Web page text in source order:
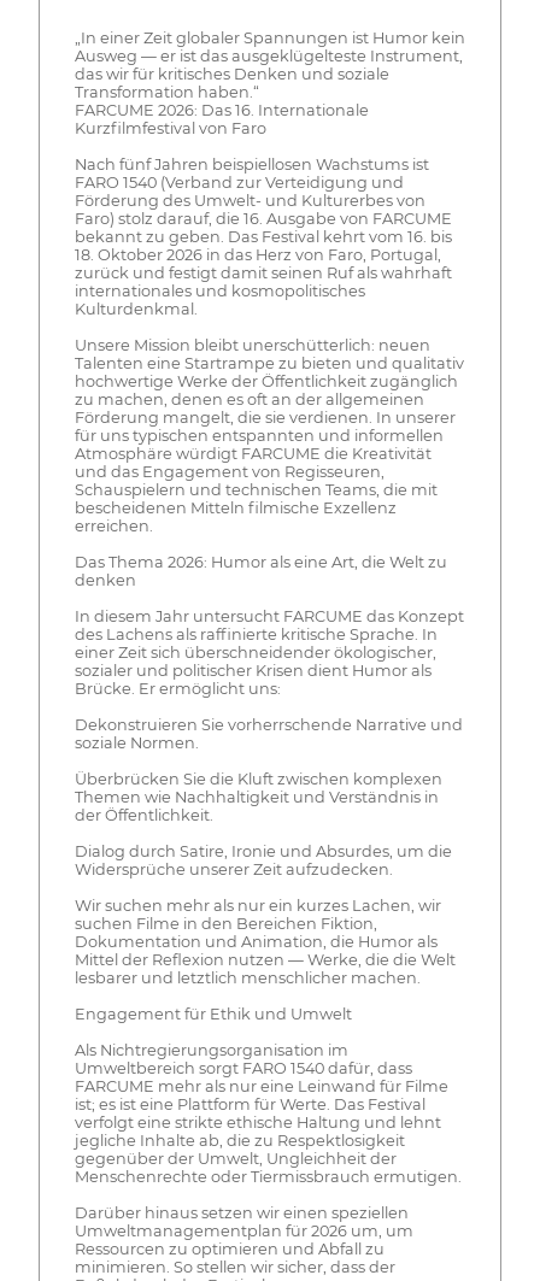
„In einer Zeit globaler Spannungen ist Humor kein
Ausweg — er ist das ausgeklügelteste Instrument,
das wir für kritisches Denken und soziale
Transformation haben.“
FARCUME 2026: Das 16. Internationale
Kurzfilmfestival von Faro
Nach fünf Jahren beispiellosen Wachstums ist
FARO 1540 (Verband zur Verteidigung und
Förderung des Umwelt- und Kulturerbes von
Faro) stolz darauf, die 16. Ausgabe von FARCUME
bekannt zu geben. Das Festival kehrt vom 16. bis
18. Oktober 2026 in das Herz von Faro, Portugal,
zurück und festigt damit seinen Ruf als wahrhaft
internationales und kosmopolitisches
Kulturdenkmal.
Unsere Mission bleibt unerschütterlich: neuen
Talenten eine Startrampe zu bieten und qualitativ
hochwertige Werke der Öffentlichkeit zugänglich
zu machen, denen es oft an der allgemeinen
Förderung mangelt, die sie verdienen. In unserer
für uns typischen entspannten und informellen
Atmosphäre würdigt FARCUME die Kreativität
und das Engagement von Regisseuren,
Schauspielern und technischen Teams, die mit
bescheidenen Mitteln filmische Exzellenz
erreichen.
Das Thema 2026: Humor als eine Art, die Welt zu
denken
In diesem Jahr untersucht FARCUME das Konzept
des Lachens als raffinierte kritische Sprache. In
einer Zeit sich überschneidender ökologischer,
sozialer und politischer Krisen dient Humor als
Brücke. Er ermöglicht uns:
Dekonstruieren Sie vorherrschende Narrative und
soziale Normen.
Überbrücken Sie die Kluft zwischen komplexen
Themen wie Nachhaltigkeit und Verständnis in
der Öffentlichkeit.
Dialog durch Satire, Ironie und Absurdes, um die
Widersprüche unserer Zeit aufzudecken.
Wir suchen mehr als nur ein kurzes Lachen, wir
suchen Filme in den Bereichen Fiktion,
Dokumentation und Animation, die Humor als
Mittel der Reflexion nutzen — Werke, die die Welt
lesbarer und letztlich menschlicher machen.
Engagement für Ethik und Umwelt
Als Nichtregierungsorganisation im
Umweltbereich sorgt FARO 1540 dafür, dass
FARCUME mehr als nur eine Leinwand für Filme
ist; es ist eine Plattform für Werte. Das Festival
verfolgt eine strikte ethische Haltung und lehnt
jegliche Inhalte ab, die zu Respektlosigkeit
gegenüber der Umwelt, Ungleichheit der
Menschenrechte oder Tiermissbrauch ermutigen.
Darüber hinaus setzen wir einen speziellen
Umweltmanagementplan für 2026 um, um
Ressourcen zu optimieren und Abfall zu
minimieren. So stellen wir sicher, dass der